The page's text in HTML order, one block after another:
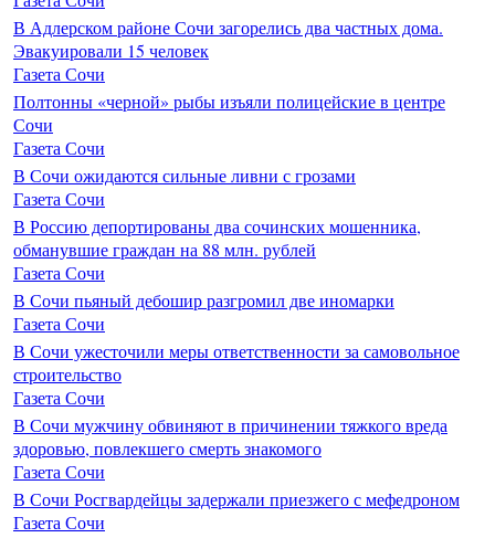
В Адлерском районе Сочи загорелись два частных дома.
Эвакуировали 15 человек
Газета Сочи
Полтонны «черной» рыбы изъяли полицейские в центре
Сочи
Газета Сочи
В Сочи ожидаются сильные ливни с грозами
Газета Сочи
В Россию депортированы два сочинских мошенника,
обманувшие граждан на 88 млн. рублей
Газета Сочи
В Сочи пьяный дебошир разгромил две иномарки
Газета Сочи
В Сочи ужесточили меры ответственности за самовольное
строительство
Газета Сочи
В Сочи мужчину обвиняют в причинении тяжкого вреда
здоровью, повлекшего смерть знакомого
Газета Сочи
В Сочи Росгвардейцы задержали приезжего с мефедроном
Газета Сочи